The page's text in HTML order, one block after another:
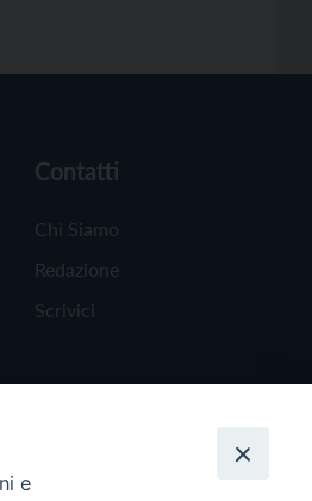
Contatti
Chi Siamo
Redazione
Scrivici
e